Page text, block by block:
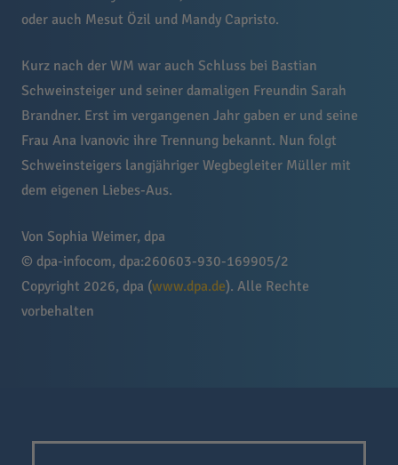
oder auch Mesut Özil und Mandy Capristo.
Kurz nach der WM war auch Schluss bei Bastian
Schweinsteiger und seiner damaligen Freundin Sarah
Brandner. Erst im vergangenen Jahr gaben er und seine
Frau Ana Ivanovic ihre Trennung bekannt. Nun folgt
Schweinsteigers langjähriger Wegbegleiter Müller mit
dem eigenen Liebes-Aus.
Von Sophia Weimer, dpa
© dpa-infocom, dpa:260603-930-169905/2
Copyright 2026, dpa (www.dpa.de). Alle Rechte
vorbehalten